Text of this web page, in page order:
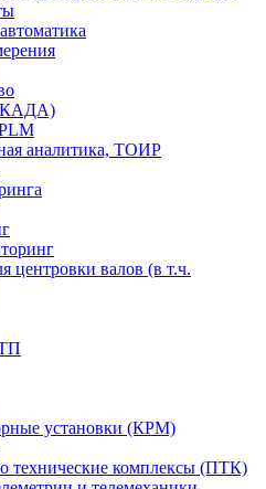
аналитика, ТОИР
центровки валов (в т.ч.
установки (КРМ)
технические комплексы (ПТК)